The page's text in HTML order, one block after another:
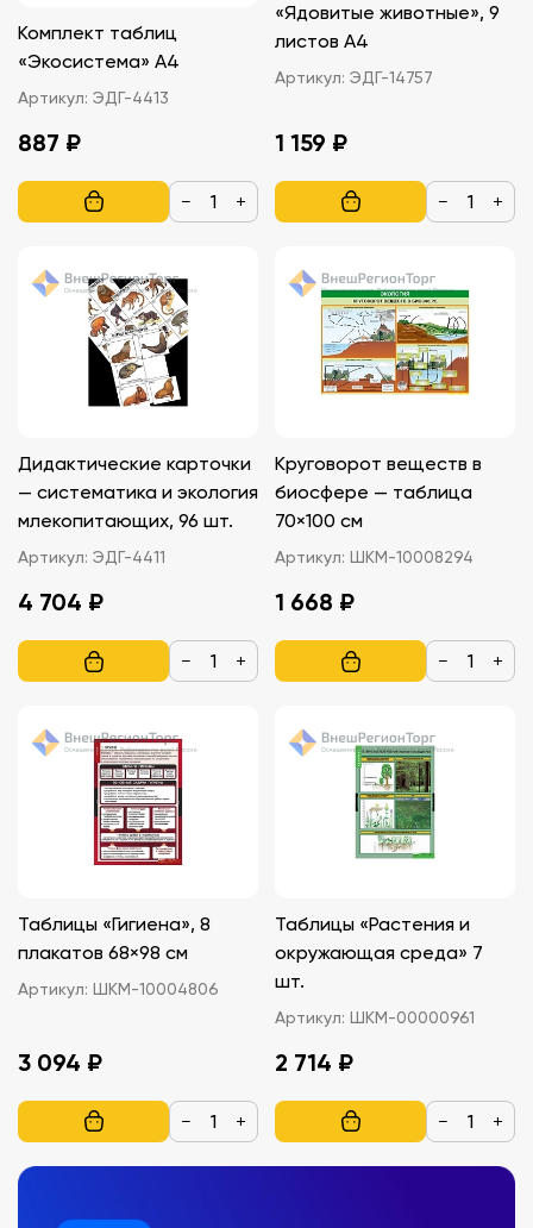
Комплект таблиц
«Экосистема» A4
Артикул: ЭДГ-4413
887 ₽
− +
«Ядовитые животные», 9
листов A4
Артикул: ЭДГ-14757
1 159 ₽
− +
Дидактические карточки
— систематика и экология
млекопитающих, 96 шт.
Артикул: ЭДГ-4411
4 704 ₽
− +
Круговорот веществ в
биосфере — таблица
70×100 см
Артикул: ШКМ-10008294
1 668 ₽
− +
Таблицы «Гигиена», 8
плакатов 68×98 см
Артикул: ШКМ-10004806
3 094 ₽
− +
Таблицы «Растения и
окружающая среда» 7
шт.
Артикул: ШКМ-00000961
2 714 ₽
− +